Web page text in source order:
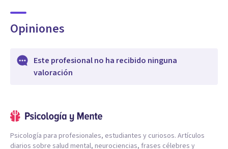
Opiniones
Este profesional no ha recibido ninguna
valoración
Psicología para profesionales, estudiantes y curiosos. Artículos
diarios sobre salud mental, neurociencias, frases célebres y